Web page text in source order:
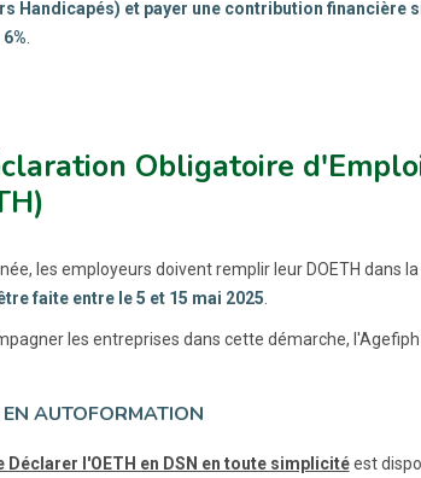
Handicapés) et payer une contribution financière
Obligatoire
les employeurs doivent remplir leur DOETH dans
faite entre le 5 et 15 mai 2025
les entreprises dans cette démarche,
AUTOFORMATION
Déclarer l'OETH en DSN en toute simplicitéest